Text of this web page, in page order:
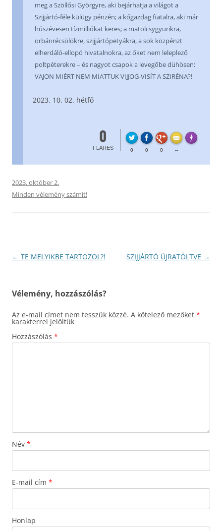
meg a Szöllősi Györgyre, aki bejárhatja a világot a
Szijjártó-féle külügy pénzén; a kőgazdag fiatalra, aki már
húszévesen tízmilliókat keres; a matolcsygyurikra,
orbánrécsölökre, szijjártópetyákra, a sok közpénzt
elherdáló-ellopó hivatalnokra, az őket nem leleplező
poltpéterekre – és nagyot csapok a levegőbe dühösen:
VAJON MIÉRT NEM MIATTUK VIJJOG-VISÍT A SZIRÉNA?!
10. 02. hétfő
0
FLARES 0 0 0 --
Made with
2023. október 2.
Minden vélemény számít!
Bejegyzés
← TE MELYIKBE TARTOZOL?! SZIJJÁRTÓ ÚJRATÖLTVE →
Vélemény, hozzászólás?
Az e-mail címet nem tesszük közzé. A kötelező mezőket *
karakterrel jelöltük
Hozzászólás *
Név *
E-mail cím *
Honlap